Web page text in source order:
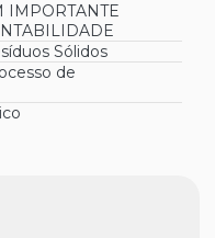
IMPORTANTE
Sólidos
de